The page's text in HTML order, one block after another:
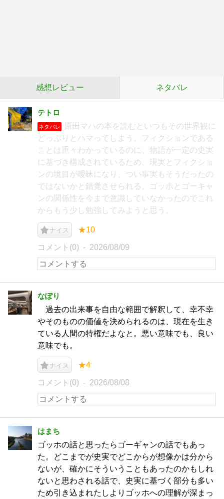
感想レビュー ネタバレ
テトロ
ネタバレ
原田マハの本を読むといつもその世界観に
どっぷりとハマってしまう。フィクションである
ことは重々わかっているのに、物語が一定の史実
に基づき構成されているため、現実とフィクショ
ンの境目が曖昧になり、つい事実もそうだったの
ではないかと錯覚させられる。ゴッホとゴーキャ
ンの関係性を今まで意識していなかったのでこれ
からもう少し勉強してみようと思う。
ナイス ★10
コメント(0) 2026/08/09
なぽり
過去の出来事を自由な範囲で解釈して、幸不幸
やそのものの価値を決められるのは、現在を生き
ている人間の特権だよなと。悪い意味でも、良い
意味でも。
ナイス ★4
コメント(0) 2026/08/08
はまち
ゴッホの話と思ったらゴーギャンの話でもあっ
た。どこまでが史実でどこからが想像かは分から
ないが、確かにそういうこともあったのかもしれ
ないと思わされる話で、史実に基づく部分も多い
ため引き込まれたしよりゴッホへの理解が深まっ